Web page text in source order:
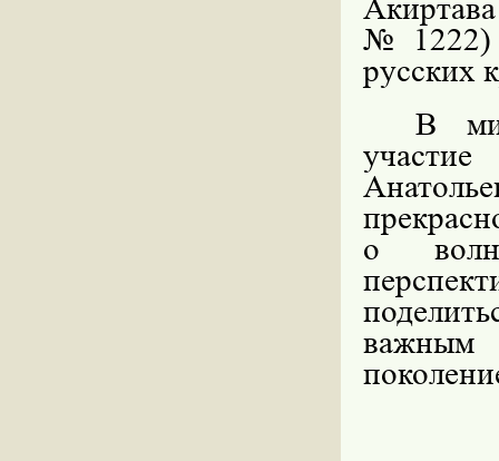
№1222)
русских
В
о